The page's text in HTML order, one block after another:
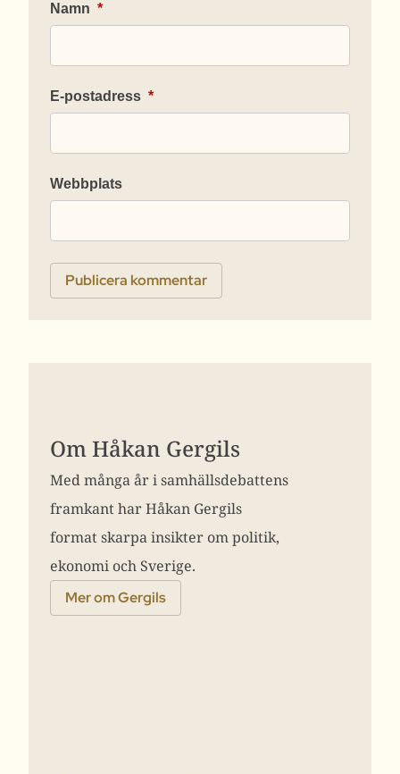
Namn *
E-postadress *
Webbplats
Om Håkan Gergils
Med många år i samhällsdebattens
framkant har Håkan Gergils
format skarpa insikter om politik,
ekonomi och Sverige.
Mer om Gergils